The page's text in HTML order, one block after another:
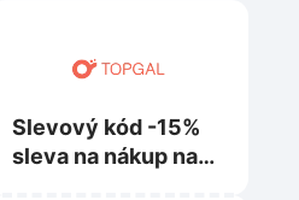
Slevový kód -15%
sleva na nákup na